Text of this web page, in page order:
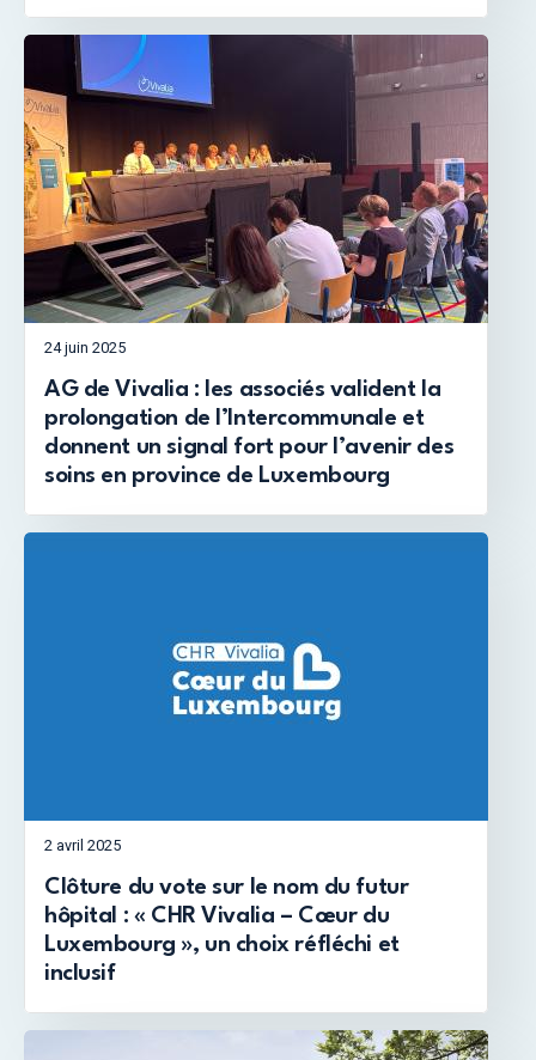
24 juin 2025
AG de Vivalia : les associés valident la
prolongation de l’Intercommunale et
donnent un signal fort pour l’avenir des
soins en province de Luxembourg
2 avril 2025
Clôture du vote sur le nom du futur
hôpital : « CHR Vivalia – Cœur du
Luxembourg », un choix réfléchi et
inclusif